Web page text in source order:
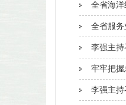
全省海
全省服
李强主
牢牢把
李强主